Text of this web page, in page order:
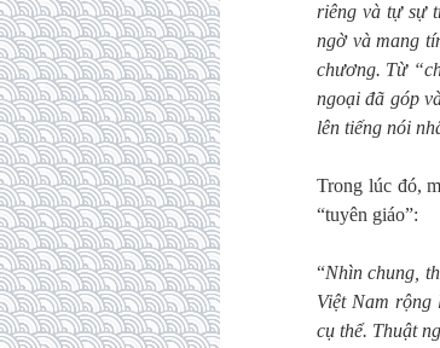
riêng và tự sự
ngờ và mang
chương. Từ
ngoại đã góp
lên tiếng nói
Trong lúc đó,
“tuyên giáo”:
“Nhìn chung,
Việt Nam
cụ thể. Thuật